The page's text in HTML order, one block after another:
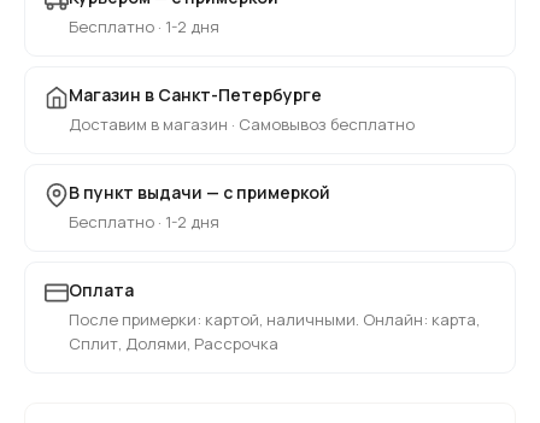
Бесплатно · 1-2 дня
Магазин в Санкт-Петербурге
Доставим в магазин · Самовывоз бесплатно
В пункт выдачи — с примеркой
Бесплатно · 1-2 дня
Оплата
После примерки: картой, наличными. Онлайн: карта,
Сплит, Долями, Рассрочка